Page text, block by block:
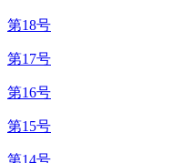
第18号
第17号
第16号
第15号
第14号